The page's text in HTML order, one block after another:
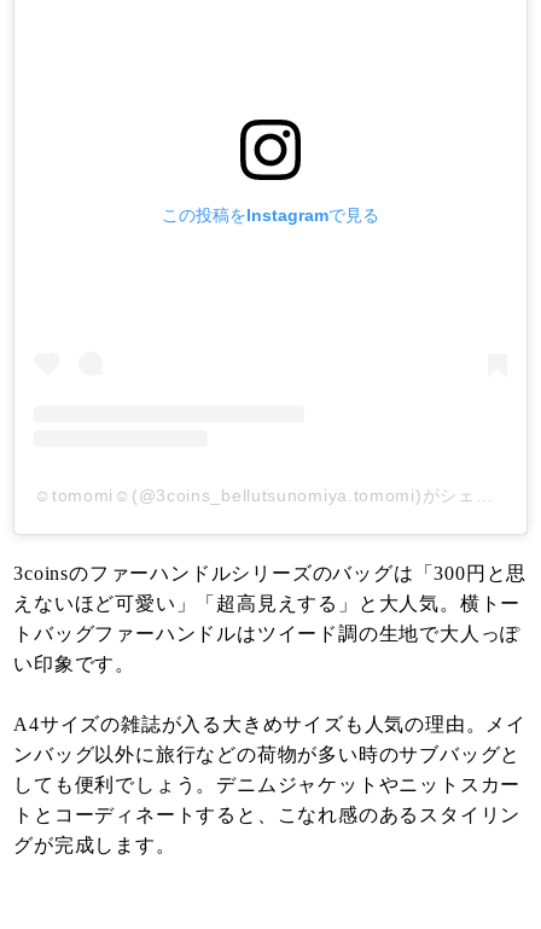
この投稿をInstagramで見る
☺︎︎tomomi☺︎︎(@3coins_bellutsunomiya.tomomi)がシェアした投稿
3coinsのファーハンドルシリーズのバッグは「300円と思
えないほど可愛い」「超高見えする」と大人気。横トー
トバッグファーハンドルはツイード調の生地で大人っぽ
い印象です。
A4サイズの雑誌が入る大きめサイズも人気の理由。メイ
ンバッグ以外に旅行などの荷物が多い時のサブバッグと
しても便利でしょう。デニムジャケットやニットスカー
トとコーディネートすると、こなれ感のあるスタイリン
グが完成します。